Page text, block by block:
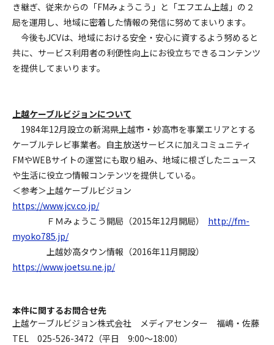
き継ぎ、従来からの「FMみょうこう」と「エフエム上越」の２
局を運用し、地域に密着した情報の発信に努めてまいります。
今後もJCVは、地域における安全・安心に資するよう努めると
共に、サービス利用者の利便性向上にお役立ちできるコンテンツ
を提供してまいります。
上越ケーブルビジョンについて
1984年12月設立の新潟県上越市・妙高市を事業エリアとする
ケーブルテレビ事業者。自主放送サービスに加えコミュニティ
FMやWEBサイトの運営にも取り組み、地域に根ざしたニュース
や生活に役立つ情報コンテンツを提供している。
＜参考＞上越ケーブルビジョン
https://www.jcv.co.jp/
ＦＭみょうこう開局（2015年12月開局） http://fm-
myoko785.jp/
上越妙高タウン情報（2016年11月開設）
https://www.joetsu.ne.jp/
本件に関するお問合せ先
上越ケーブルビジョン株式会社 メディアセンター 福嶋・佐藤
TEL 025-526-3472（平日 9:00～18:00）